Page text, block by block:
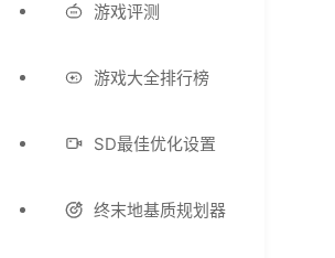
游戏评测
游戏大全排行榜
SD最佳优化设置
终末地基质规划器